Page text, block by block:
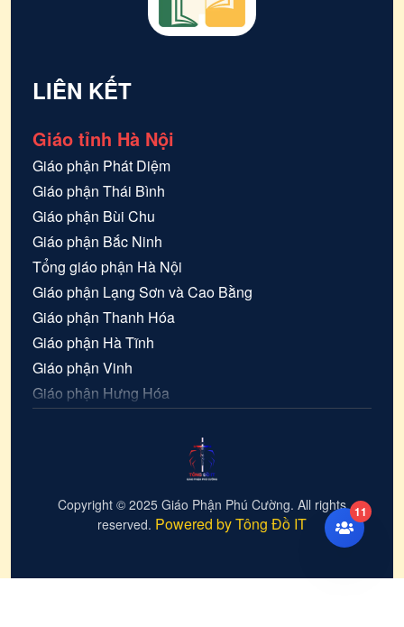
11
LIÊN KẾT
Giáo tỉnh Hà Nội
Giáo phận Phát Diệm
Giáo phận Thái Bình
Giáo phận Bùi Chu
Giáo phận Bắc Ninh
Tổng giáo phận Hà Nội
Giáo phận Lạng Sơn và Cao Bằng
Giáo phận Thanh Hóa
Giáo phận Hà Tĩnh
Giáo phận Vinh
Giáo phận Hưng Hóa
Giáo phậnXuân Lộc
Giáo phậnBà Rịa
Giáo phậnVĩnh Long
Copyright © 2025 Giáo Phận Phú Cường. All rights
reserved. Powered by Tông Đồ IT